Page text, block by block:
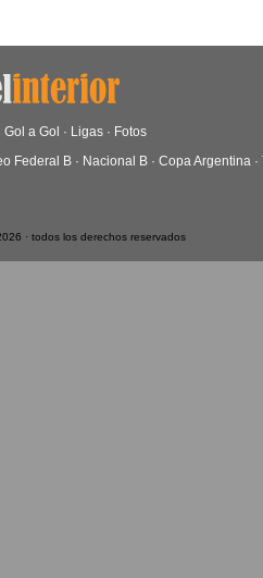
Gol a Gol · Ligas · Fotos
Federal B · Nacional B · Copa Argentina ·
· todos los derechos reservados